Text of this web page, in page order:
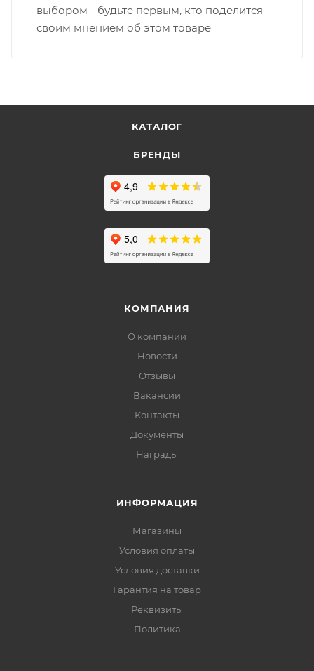
выбором - будьте первым, кто поделится
своим мнением об этом товаре
КАТАЛОГ
БРЕНДЫ
КОМПАНИЯ
О компании
Новости
Отзывы
Вакансии
Контакты
Документы
Награды
ИНФОРМАЦИЯ
Магазины
Условия оплаты
Условия доставки
Гарантия на товар
Реквизиты
Политика